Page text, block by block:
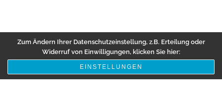
Zum Ändern Ihrer Datenschutzeinstellung, z.B. Erteilung oder
Widerruf von Einwilligungen, klicken Sie hier:
EINSTELLUNGEN